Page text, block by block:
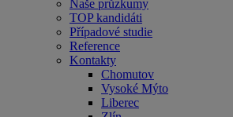
Naše průzkumy
TOP kandidáti
Případové studie
Reference
Kontakty
Chomutov
Vysoké Mýto
Liberec